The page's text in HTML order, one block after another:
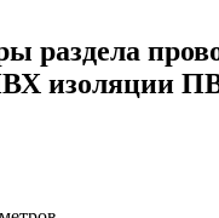
раздела
изоляции